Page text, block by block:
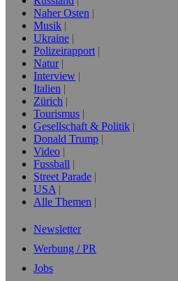
Naher Osten
Musik
Ukraine
Polizeirapport
Natur
Interview
Italien
Zürich
Tourismus
Gesellschaft & Politik
Donald Trump
Video
Fussball
Street Parade
USA
Alle Themen
Newsletter
Werbung / PR
Jobs